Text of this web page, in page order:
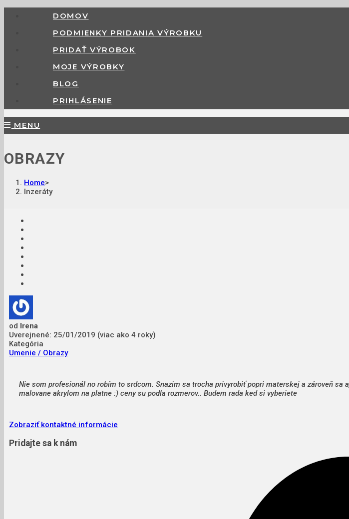
DOMOV
PODMIENKY PRIDANIA VÝROBKU
PRIDAŤ VÝROBOK
MOJE VÝROBKY
BLOG
PRIHLÁSENIE
MENU
OBRAZY
Home>
Inzeráty
od Irena
Uverejnené: 25/01/2019 (viac ako 4 roky)
Kategória
Umenie / Obrazy
Nie som profesionál no robím to srdcom. Snazim sa trocha privyrobiť popri materskej a zároveň sa
malovane akrylom na platne :) ceny su podla rozmerov.. Budem rada ked si vyberiete
Zobraziť kontaktné informácie
Pridajte sa k nám